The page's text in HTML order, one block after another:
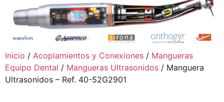
Inicio / Acoplamientos y Conexiones / Mangueras
Equipo Dental / Mangueras Ultrasonidos / Manguera
Ultrasonidos – Ref. 40-52G2901